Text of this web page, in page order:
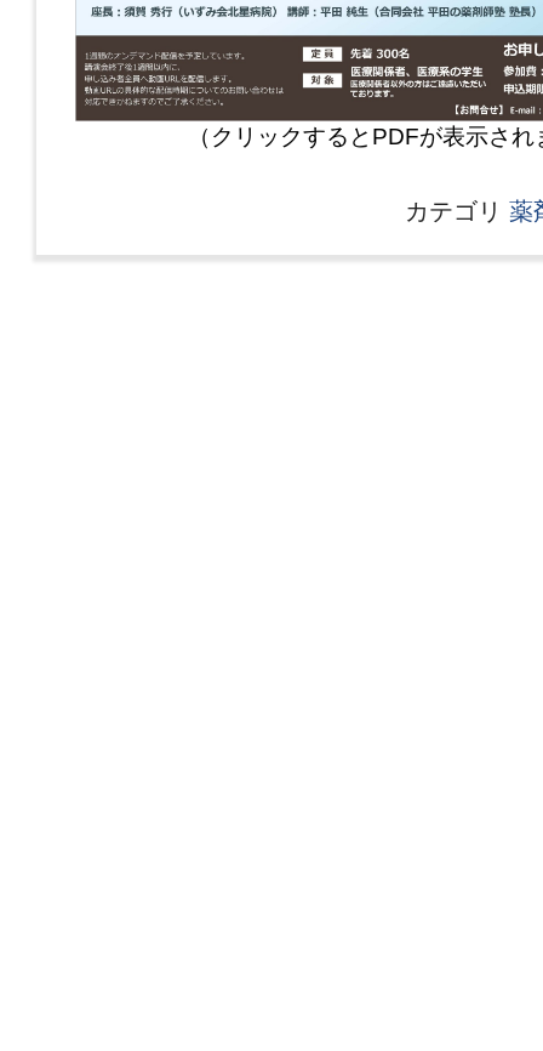
（クリックするとPDFが表示さ
カテゴリ 薬